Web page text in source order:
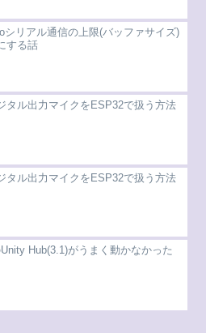
シリアル通信の上限(バッファサイズ)
する話
タル出力マイクをESP32で扱う方法
タル出力マイクをESP32で扱う方法
Hub(3.1)がうまく動かなかった